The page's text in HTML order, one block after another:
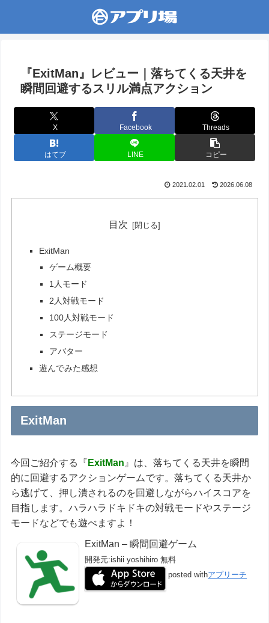
『ExitMan』レビュー｜落ちてくる天井を
瞬間回避するスリル満点アクション
X Facebook Threads
はてブ LINE コピー
2021.02.01 2026.06.08
目次
ExitMan
ゲーム概要
1人モード
2人対戦モード
100人対戦モード
ステージモード
アバター
遊んでみた感想
ExitMan
今回ご紹介する『 ExitMan 』は、落ちてくる天井を瞬間
的に回避するアクションゲームです。落ちてくる天井か
ら逃げて、押し潰されるのを回避しながらハイスコアを
目指します。ハラハラドキドキの対戦モードやステージ
モードなどでも遊べますよ！
ExitMan – 瞬間回避ゲーム
開発元:ishii yoshihiro 無料
posted withアプリーチ